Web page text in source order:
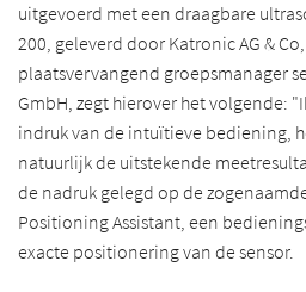
uitgevoerd met een draagbare
200, geleverd door Katronic AG &
plaatsvervangend groepsmanager
GmbH, zegt hierover het volgende:
indruk van de intuïtieve bediening,
natuurlijk de uitstekende
de nadruk gelegd op de
Positioning Assistant, een
exacte positionering van de sensor.